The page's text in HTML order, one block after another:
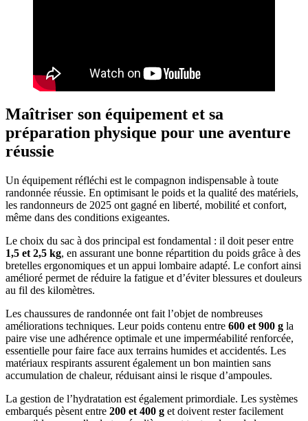
Maîtriser son équipement et sa
préparation physique pour une aventure
réussie
Un équipement réfléchi est le compagnon indispensable à toute
randonnée réussie. En optimisant le poids et la qualité des matériels,
les randonneurs de 2025 ont gagné en liberté, mobilité et confort,
même dans des conditions exigeantes.
Le choix du sac à dos principal est fondamental : il doit peser entre
1,5 et 2,5 kg, en assurant une bonne répartition du poids grâce à des
bretelles ergonomiques et un appui lombaire adapté. Le confort ainsi
amélioré permet de réduire la fatigue et d’éviter blessures et douleurs
au fil des kilomètres.
Les chaussures de randonnée ont fait l’objet de nombreuses
améliorations techniques. Leur poids contenu entre 600 et 900 g la
paire vise une adhérence optimale et une imperméabilité renforcée,
essentielle pour faire face aux terrains humides et accidentés. Les
matériaux respirants assurent également un bon maintien sans
accumulation de chaleur, réduisant ainsi le risque d’ampoules.
La gestion de l’hydratation est également primordiale. Les systèmes
embarqués pèsent entre 200 et 400 g et doivent rester facilement